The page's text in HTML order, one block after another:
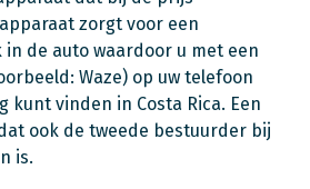
zorgt voor een
de auto waardoor u met een
Waze) op uw telefoon
kunt vinden in Costa Rica. Een
ook de tweede bestuurder bij
is.